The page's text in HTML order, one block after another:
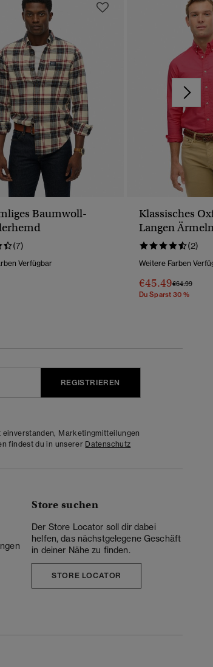
Baumwoll-
(7)
Verfügbar
Klassisches
Langen
(2)
Weitere Farben
€45.49Preis Wurde
€64.99Bis
Du Sparst 30 %
REGISTRIEREN
Marketingmitteilungen
findest du in unserer Datenschutz
Store suchen
Der Store Locator soll dir dabei
helfen, das nächstgelegene Geschäft
in deiner Nähe zu finden.
STORE LOCATOR